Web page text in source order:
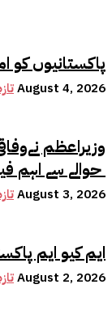
پاکستانیوں کو
August 4, 2026
وزیراعظم
حوالے سے اہم فیصلہ کر لیا
August 3, 2026
ایم کیو ایم
August 2, 2026